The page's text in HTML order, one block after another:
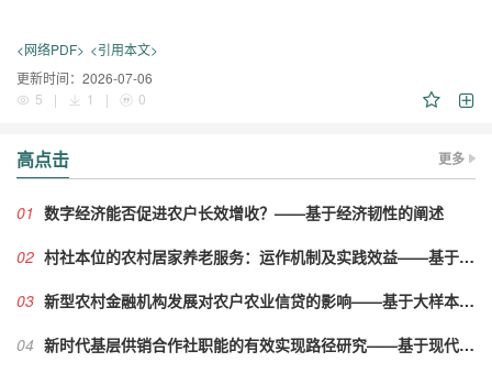
<网络PDF> <引用本文>
更新时间： 2026-07-06
5
| 1 | 0
高点击
01 数字经济能否促进农户长效增收？——基于经济韧性的阐述
02
村社本位的农村居家养老服务：运作机制及实践效益——基于河南省居家养老服务“戴畈模式”的案例分析
03
新型农村金融机构发展对农户农业信贷的影响——基于大样本微观农户的实证研究
04
新时代基层供销合作社职能的有效实现路径研究——基于现代组织理论的视角
更多